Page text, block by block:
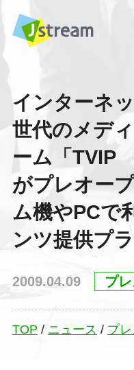
インターネ
世代のメデ
ーム「TVIP
がプレオー
ム機やPCで
ンツ提供プ
2009.04.09 プ
TOP / ニュース / プ